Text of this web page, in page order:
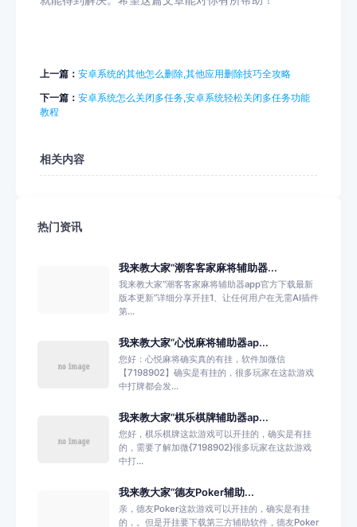
上一篇： 安卓系统的其他怎么删除,其他应用删除技巧全攻略
下一篇： 安卓系统怎么关闭多任务,安卓系统轻松关闭多任务功能
教程
相关内容
热门资讯
我来教大家“潮客客家麻将辅助器...
我来教大家“潮客客家麻将辅助器app官方下载最新
版本更新”详细分享开挂1、让任何用户在无需AI插件
第...
我来教大家“心悦麻将辅助器ap...
您好：心悦麻将确实真的有挂，软件加微信
【7198902】确实是有挂的，很多玩家在这款游戏
中打牌都会发...
我来教大家“棋乐棋牌辅助器ap...
您好，棋乐棋牌这款游戏可以开挂的，确实是有挂
的，需要了解加微{7198902}很多玩家在这款游戏
中打...
我来教大家“德友Poker辅助...
亲，德友Poker这款游戏可以开挂的，确实是有挂
的，。但是开挂要下载第三方辅助软件，德友Poker